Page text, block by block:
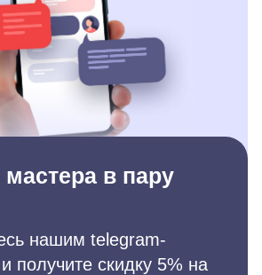
в пару
нашим telegram-
получите скидку 5% на